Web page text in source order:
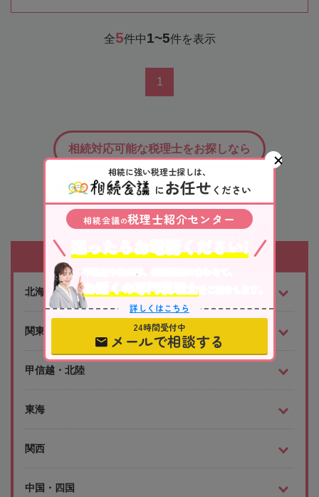
全5件中1~5件を表示
1
「相続会議」の
税理士検索サービス
相続対応可能な税理士をお探しなら
対応エリアから探す
北海道・東北
関東
甲信越・北陸
東海
関西
中国・四国
相続に強い税理士探しは、
にお任せ ください
相続会議の税理士紹介センター
不動産や株式等、相続資産に合わせて、
お近くの専門税理士 をご紹介します。
詳しくはこちら
24時間受付中
メールで相談する